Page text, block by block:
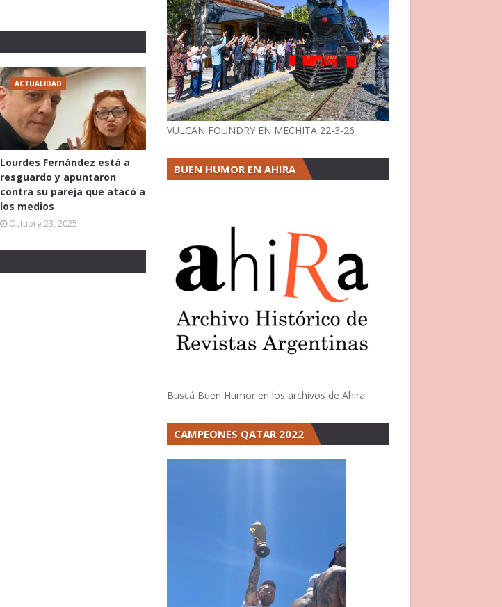
ACTUALIDAD
Lourdes Fernández está a
resguardo y apuntaron
contra su pareja que atacó a
los medios
Octubre 23, 2025
VULCAN FOUNDRY EN MECHITA 22-3-26
BUEN HUMOR EN AHIRA
Buscá Buen Humor en los archivos de Ahira
CAMPEONES QATAR 2022